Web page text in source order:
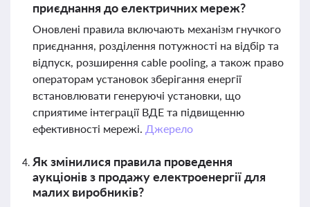
приєднання до електричних мереж?
Оновлені правила включають механізм гнучкого
приєднання, розділення потужності на відбір та
відпуск, розширення cable pooling, а також право
операторам установок зберігання енергії
встановлювати генеруючі установки, що
сприятиме інтеграції ВДЕ та підвищенню
ефективності мережі. Джерело
Як змінилися правила проведення
аукціонів з продажу електроенергії для
малих виробників?